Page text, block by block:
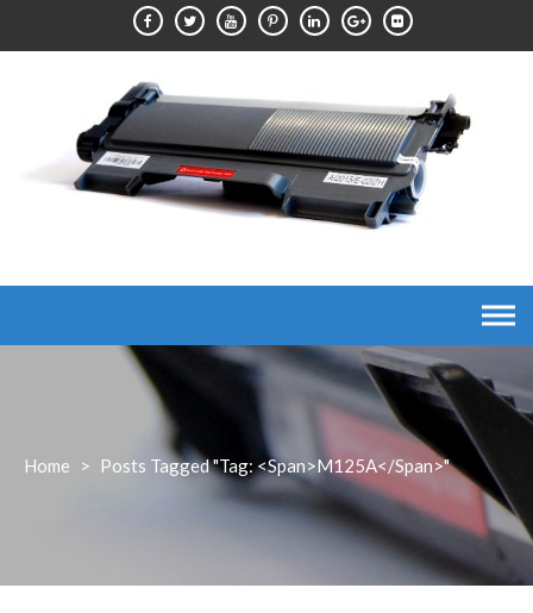
Home > Posts Tagged "Tag: <span>M125A</span>"